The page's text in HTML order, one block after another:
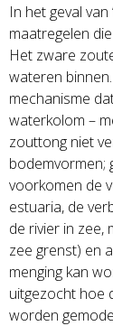
In het geval
maatregelen
Het zware
wateren
mechanisme
waterkolom –
zouttong niet
bodemvormen;
voorkomen de
estuaria, de
de rivier in zee,
zee grenst) en
menging kan
uitgezocht hoe
worden